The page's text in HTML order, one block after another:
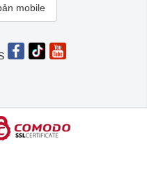
mobile